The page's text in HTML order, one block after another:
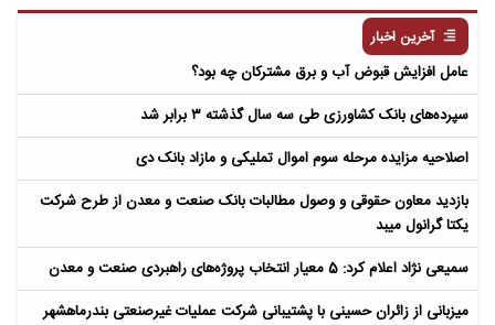
آخرین اخبار
عامل افزایش قبوض آب و برق مشترکان چه بود؟
سپرده‌های بانک کشاورزی طی سه سال گذشته ۳ برابر شد
اصلاحیه مزایده مرحله سوم اموال تملیکی و مازاد بانک دی
بازدید معاون حقوقی و وصول مطالبات بانک صنعت و معدن از طرح شرکت
یکتا گرانول میبد
سمیعی‌ نژاد اعلام کرد: 5 معیار انتخاب پروژه‌های راهبردی صنعت و معدن
میزبانی از زائران حسینی با پشتیبانی شرکت عملیات غیرصنعتی بندرماهشهر